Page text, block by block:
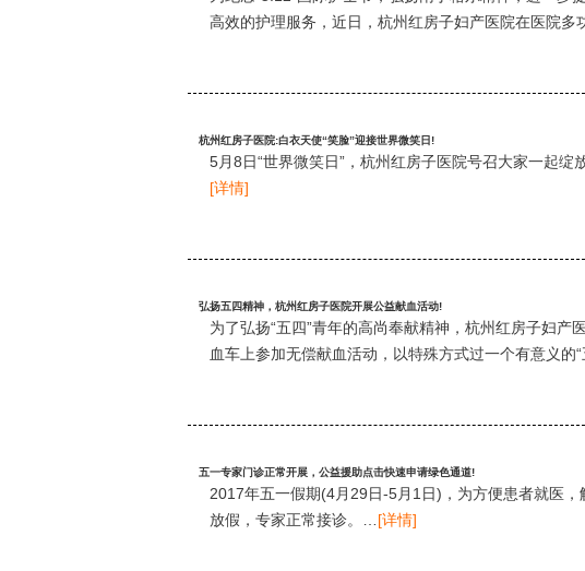
高效的护理服务，近日，杭州红房子妇产医院在医院多
杭州红房子医院:白衣天使“笑脸”迎接世界微笑日!
5月8日“世界微笑日”，杭州红房子医院号召大家一起
[详情]
弘扬五四精神，杭州红房子医院开展公益献血活动!
为了弘扬“五四”青年的高尚奉献精神，杭州红房子妇
血车上参加无偿献血活动，以特殊方式过一个有意义的“
五一专家门诊正常开展，公益援助点击快速申请绿色通道!
2017年五一假期(4月29日-5月1日)，为方便患者就医
放假，专家正常接诊。… [详情]